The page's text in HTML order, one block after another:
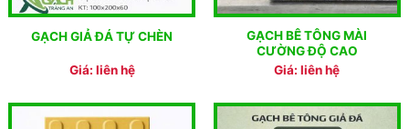
GẠCH GIẢ ĐÁ TỰ CHÈN
Giá: liên hệ
GẠCH BÊ TÔNG MÀI
CƯỜNG ĐỘ CAO
Giá: liên hệ